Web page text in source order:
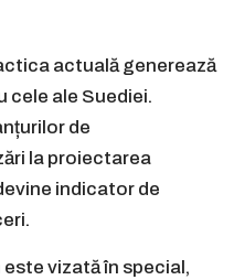
actuală generează
cele ale Suediei.
de
la proiectarea
indicator de
vizată în special,